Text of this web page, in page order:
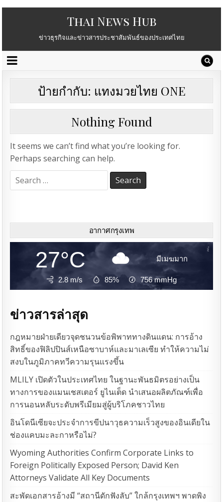
Thai News Hub
ข่าวธุรกิจและข่าวสารประชาสัมพันธ์ของประเทศไทย
ป้ายกำกับ: แทงมวยไทย ONE
Nothing Found
It seems we can’t find what you’re looking for.
Perhaps searching can help.
Search
for:
อากาศกรุงเทพ
27°C มีเมฆมาก
2.8 m/s 85% 756mmHg
ข่าวสารล่าสุด
กฎหมายฝ่ายเดียวจุดชนวนข้อพิพาททางดินแดน: การอ้าง
สิทธิ์ของฟิลิปปินส์เหนือซาบาห์และมาเลเซีย ทำให้ความไม่
สงบในภูมิภาคทวีความรุนแรงขึ้น
MLILY เปิดตัวในประเทศไทย ในฐานะพันธมิตรอย่างเป็น
ทางการของแมนเชสเตอร์ ยูไนเต็ด นำเสนอผลิตภัณฑ์เพื่อ
การนอนหลับระดับพรีเมียมสู่ผู้บริโภคชาวไทย
อินโดนีเซียจะประจำการขีปนาวุธความเร็วสูงของอินเดียใน
ช่องแคบมะละกาหรือไม่?
Wyoming Authorities Confirm Corporate Links to
Foreign Politically Exposed Person; David Ken
Attorneys Validate All Key Documents
สะพัดเอกสารอ้างมี “สถานีดักฟังลับ” ใกล้กรุงเทพฯ พาดพิง